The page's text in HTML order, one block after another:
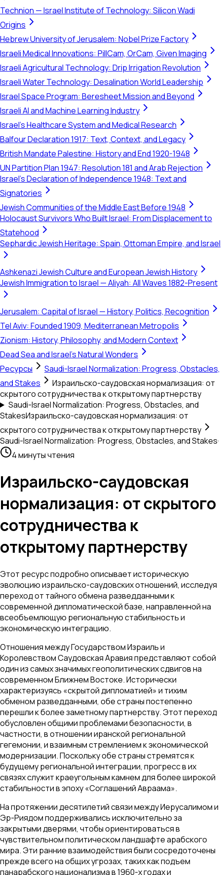
Technion — Israel Institute of Technology: Silicon Wadi
Origins
Hebrew University of Jerusalem: Nobel Prize Factory
Israeli Medical Innovations: PillCam, OrCam, Given Imaging
Israeli Agricultural Technology: Drip Irrigation Revolution
Israeli Water Technology: Desalination World Leadership
Israel Space Program: Beresheet Mission and Beyond
Israeli AI and Machine Learning Industry
Israel's Healthcare System and Medical Research
Balfour Declaration 1917: Text, Context, and Legacy
British Mandate Palestine: History and End 1920-1948
UN Partition Plan 1947: Resolution 181 and Arab Rejection
Israel's Declaration of Independence 1948: Text and
Signatories
Jewish Communities of the Middle East Before 1948
Holocaust Survivors Who Built Israel: From Displacement to
Statehood
Sephardic Jewish Heritage: Spain, Ottoman Empire, and Israel
Ashkenazi Jewish Culture and European Jewish History
Jewish Immigration to Israel — Aliyah: All Waves 1882-Present
Jerusalem: Capital of Israel — History, Politics, Recognition
Tel Aviv: Founded 1909, Mediterranean Metropolis
Zionism: History, Philosophy, and Modern Context
Dead Sea and Israel's Natural Wonders
Ресурсы
Saudi-Israel Normalization: Progress, Obstacles,
and Stakes
Израильско-саудовская нормализация: от
скрытого сотрудничества к открытому партнерству
Saudi-Israel Normalization: Progress, Obstacles, and
StakesИзраильско-саудовская нормализация: от
скрытого сотрудничества к открытому партнерству
Saudi-Israel Normalization: Progress, Obstacles, and Stakes·
4 минуты чтения
Израильско-саудовская
нормализация: от скрытого
сотрудничества к
открытому партнерству
Этот ресурс подробно описывает историческую
эволюцию израильско-саудовских отношений, исследуя
переход от тайного обмена разведданными к
современной дипломатической базе, направленной на
всеобъемлющую региональную стабильность и
экономическую интеграцию.
Отношения между Государством Израиль и
Королевством Саудовская Аравия представляют собой
один из самых значимых геополитических сдвигов на
современном Ближнем Востоке. Исторически
характеризуясь «скрытой дипломатией» и тихим
обменом разведданными, обе страны постепенно
перешли к более заметному партнерству. Этот переход
обусловлен общими проблемами безопасности, в
частности, в отношении иранской региональной
гегемонии, и взаимным стремлением к экономической
модернизации. Поскольку обе страны стремятся к
будущему региональной интеграции, прогресс в их
связях служит краеугольным камнем для более широкой
стабильности в эпоху «Соглашений Авраама».
На протяжении десятилетий связи между Иерусалимом и
Эр-Риядом поддерживались исключительно за
закрытыми дверями, чтобы ориентироваться в
чувствительном политическом ландшафте арабского
мира. Эти ранние взаимодействия были сосредоточены
прежде всего на общих угрозах, таких как подъем
панарабского национализма в 1960-х годах и